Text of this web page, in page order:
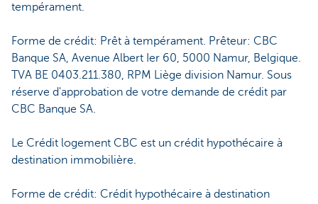
tempérament.
Forme de crédit: Prêt à tempérament. Prêteur: CBC
Banque SA, Avenue Albert Ier 60, 5000 Namur, Belgique.
TVA BE 0403.211.380, RPM Liège division Namur. Sous
réserve d'approbation de votre demande de crédit par
CBC Banque SA.
Le Crédit logement CBC est un crédit hypothécaire à
destination immobilière.
Forme de crédit: Crédit hypothécaire à destination